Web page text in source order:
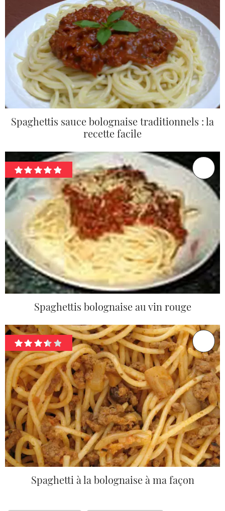
Spaghettis sauce bolognaise traditionnels : la
recette facile
Spaghettis bolognaise au vin rouge
Spaghetti à la bolognaise à ma façon